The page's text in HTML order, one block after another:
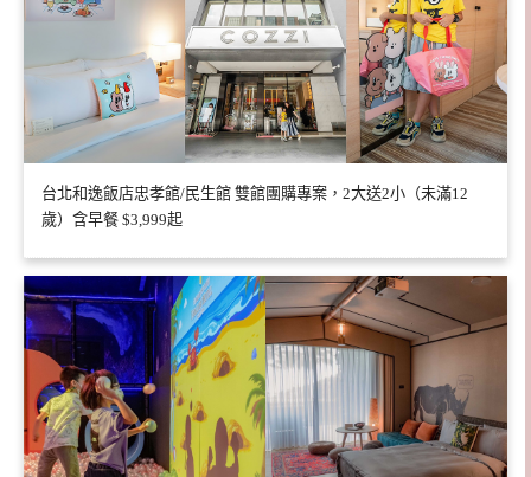
台北和逸飯店忠孝館/民生館 雙館團購專案，2大送2小（未滿12
歲）含早餐 $3,999起